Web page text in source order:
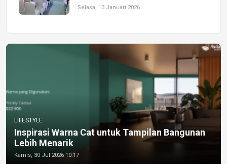
Selasa, 13 Januari 2026
LIFESTYLE
Inspirasi Warna Cat untuk Tampilan Bangunan
Lebih Menarik
Kamis, 30 Jul 2026 10:17